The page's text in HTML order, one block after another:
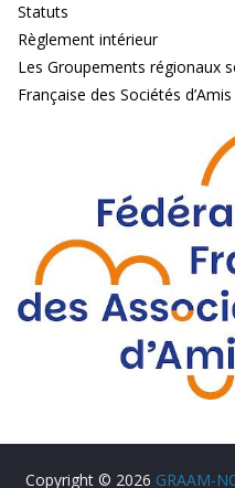
Statuts
Règlement intérieur
Les Groupements régionaux
Française des Sociétés
Copyright © 2026 GRAAM-